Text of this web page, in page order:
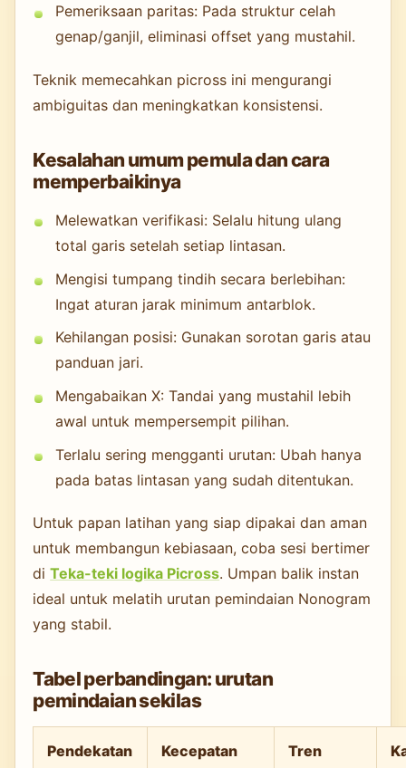
Pemeriksaan paritas: Pada struktur celah
genap/ganjil, eliminasi offset yang mustahil.
Teknik memecahkan picross ini mengurangi
ambiguitas dan meningkatkan konsistensi.
Kesalahan umum pemula dan cara
memperbaikinya
Melewatkan verifikasi: Selalu hitung ulang
total garis setelah setiap lintasan.
Mengisi tumpang tindih secara berlebihan:
Ingat aturan jarak minimum antarblok.
Kehilangan posisi: Gunakan sorotan garis atau
panduan jari.
Mengabaikan X: Tandai yang mustahil lebih
awal untuk mempersempit pilihan.
Terlalu sering mengganti urutan: Ubah hanya
pada batas lintasan yang sudah ditentukan.
Untuk papan latihan yang siap dipakai dan aman
untuk membangun kebiasaan, coba sesi bertimer
diTeka-teki logika Picross. Umpan balik instan
ideal untuk melatih urutan pemindaian Nonogram
yang stabil.
Tabel perbandingan: urutan
pemindaian sekilas
Pendekatan
Kecepatan
Tren